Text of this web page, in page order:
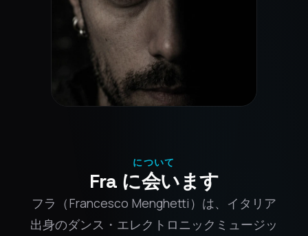
について
Fra に会います
フラ（Francesco Menghetti）は、イタリア
出身のダンス・エレクトロニックミュージッ